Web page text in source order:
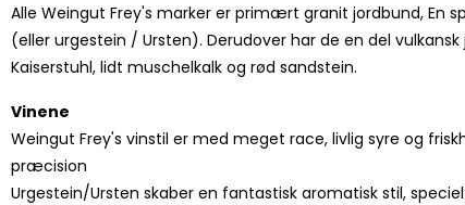
Alle Weingut Frey's marker er primært granit jordbund, En
(eller urgestein / Ursten). Derudover har de en del
Kaiserstuhl, lidt muschelkalk og rød sandstein.
Vinene
Weingut Frey's vinstil er med meget race, livlig syre og
præcision
Urgestein/Ursten skaber en fantastisk aromatisk stil,